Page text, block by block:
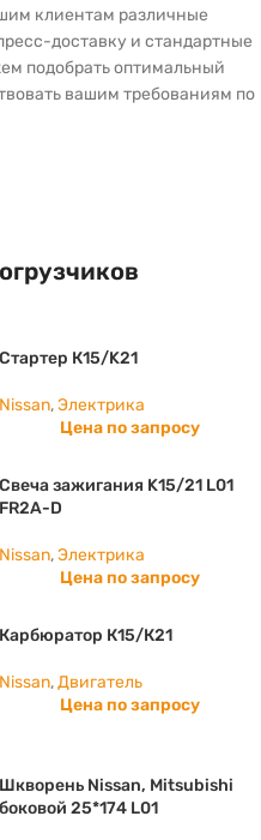
клиентам различные
доставку и стандартные
подобрать оптимальный
вашим требованиям по
Стартер К15/K21
Nissan,Электрика
Цена по запросу
Свеча зажигания K15/21 L01
FR2A-D
Nissan,Электрика
Цена по запросу
Карбюратор К15/К21
Nissan,Двигатель
Цена по запросу
Шкворень Nissan, Mitsubishi
боковой 25*174 L01